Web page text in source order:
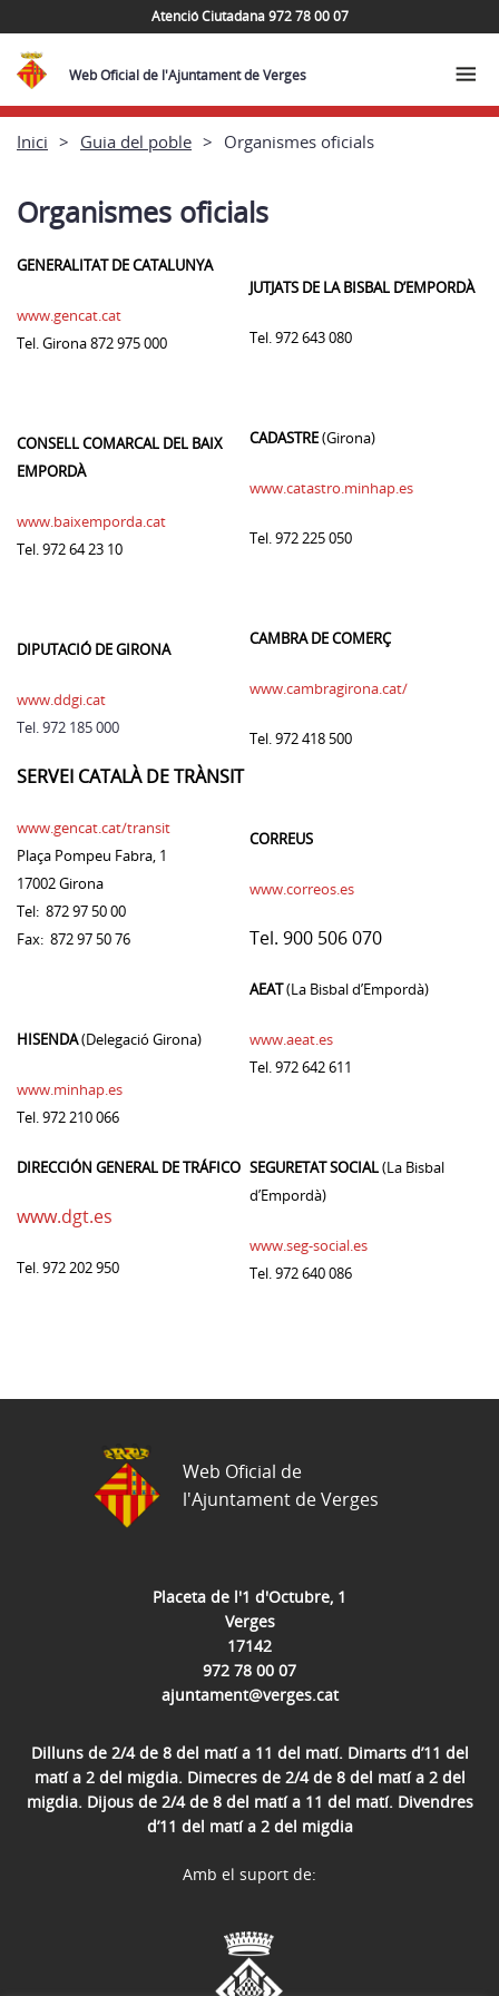
Atenció Ciutadana 972 78 00 07
Web Oficial de l'Ajuntament de Verges
Inici Guia del poble Organismes oficials
Organismes oficials
GENERALITAT DE CATALUNYA
www.gencat.cat
Tel. Girona 872 975 000
CONSELL COMARCAL DEL BAIX
EMPORDÀ
www.baixemporda.cat
Tel. 972 64 23 10
DIPUTACIÓ DE GIRONA
www.ddgi.cat
Tel. 972 185 000
SERVEI CATALÀ DE TRÀNSIT
www.gencat.cat/transit
Plaça Pompeu Fabra, 1
17002 Girona
Tel: 872 97 50 00
Fax: 872 97 50 76
HISENDA(Delegació Girona)
www.minhap.es
Tel. 972 210 066
DIRECCIÓN GENERAL DE TRÁFICO
www.dgt.es
Tel. 972 202 950
JUTJATS DE LA BISBAL D’EMPORDÀ
Tel. 972 643 080
CADASTRE(Girona)
www.catastro.minhap.es
Tel. 972 225 050
CAMBRA DE COMERÇ
www.cambragirona.cat/
Tel. 972 418 500
CORREUS
www.correos.es
Tel. 900 506 070
AEAT(La Bisbal d’Empordà)
www.aeat.es
Tel. 972 642 611
SEGURETAT SOCIAL(La Bisbal
d’Empordà)
www.seg-social.es
Tel. 972 640 086
Placeta de l'1 d'Octubre, 1
Verges
17142
972 78 00 07
ajuntament@verges.cat
Dilluns de 2/4 de 8 del matí a 11 del matí. Dimarts d’11 del
matí a 2 del migdia. Dimecres de 2/4 de 8 del matí a 2 del
migdia. Dijous de 2/4 de 8 del matí a 11 del matí. Divendres
d’11 del matí a 2 del migdia
Web Oficial de
l'Ajuntament de Verges
Amb el suport de: